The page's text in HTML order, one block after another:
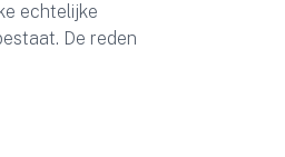
echtelijke
De reden